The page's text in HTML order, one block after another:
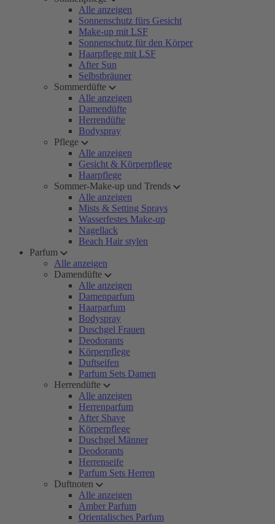
Alle anzeigen
Sonnenschutz fürs Gesicht
Make-up mit LSF
Sonnenschutz für den Körper
Haarpflege mit LSF
After Sun
Selbstbräuner
Sommerdüfte
Alle anzeigen
Damendüfte
Herrendüfte
Bodyspray
Pflege
Alle anzeigen
Gesicht & Körperpflege
Haarpflege
Sommer-Make-up und Trends
Alle anzeigen
Mists & Setting Sprays
Wasserfestes Make-up
Nagellack
Beach Hair stylen
Parfum
Alle anzeigen
Damendüfte
Alle anzeigen
Damenparfum
Haarparfum
Bodyspray
Duschgel Frauen
Deodorants
Körperpflege
Duftseifen
Parfum Sets Damen
Herrendüfte
Alle anzeigen
Herrenparfum
After Shave
Körperpflege
Duschgel Männer
Deodorants
Herrenseife
Parfum Sets Herren
Duftnoten
Alle anzeigen
Amber Parfum
Orientalisches Parfum